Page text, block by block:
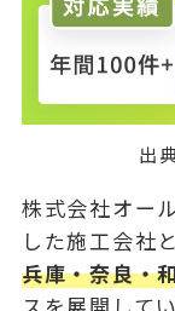
出
株式会社オー
した施工会社
兵庫・奈良・